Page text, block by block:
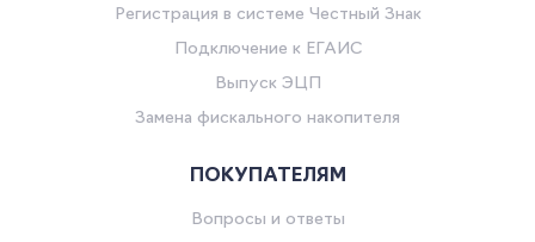
Регистрация в системе Честный Знак
Подключение к ЕГАИС
Выпуск ЭЦП
Замена фискального накопителя
ПОКУПАТЕЛЯМ
Вопросы и ответы